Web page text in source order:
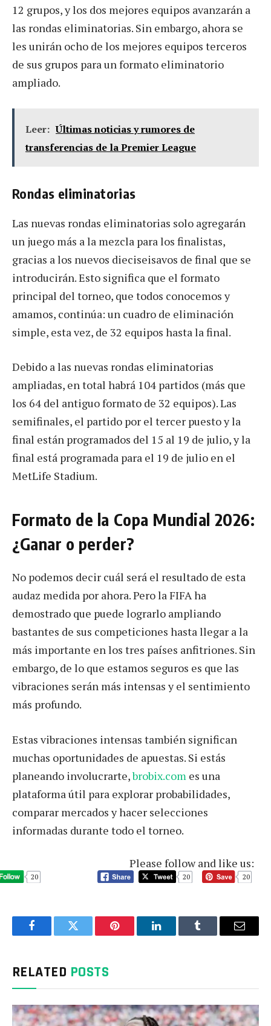
12 grupos, y los dos mejores equipos avanzarán a
las rondas eliminatorias. Sin embargo, ahora se
les unirán ocho de los mejores equipos terceros
de sus grupos para un formato eliminatorio
ampliado.
Leer: Últimas noticias y rumores de
transferencias de la Premier League
Rondas eliminatorias
Las nuevas rondas eliminatorias solo agregarán
un juego más a la mezcla para los finalistas,
gracias a los nuevos dieciseisavos de final que se
introducirán. Esto significa que el formato
principal del torneo, que todos conocemos y
amamos, continúa: un cuadro de eliminación
simple, esta vez, de 32 equipos hasta la final.
Debido a las nuevas rondas eliminatorias
ampliadas, en total habrá 104 partidos (más que
los 64 del antiguo formato de 32 equipos). Las
semifinales, el partido por el tercer puesto y la
final están programados del 15 al 19 de julio, y la
final está programada para el 19 de julio en el
MetLife Stadium.
Formato de la Copa Mundial 2026:
¿Ganar o perder?
No podemos decir cuál será el resultado de esta
audaz medida por ahora. Pero la FIFA ha
demostrado que puede lograrlo ampliando
bastantes de sus competiciones hasta llegar a la
más importante en los tres países anfitriones. Sin
embargo, de lo que estamos seguros es que las
vibraciones serán más intensas y el sentimiento
más profundo.
Estas vibraciones intensas también significan
muchas oportunidades de apuestas. Si estás
planeando involucrarte,brobix.com es una
plataforma útil para explorar probabilidades,
comparar mercados y hacer selecciones
informadas durante todo el torneo.
Please follow and like us:
20 20 20
FacebookTwitter Pinterest LinkedInTumblr Email
RELATED POSTS